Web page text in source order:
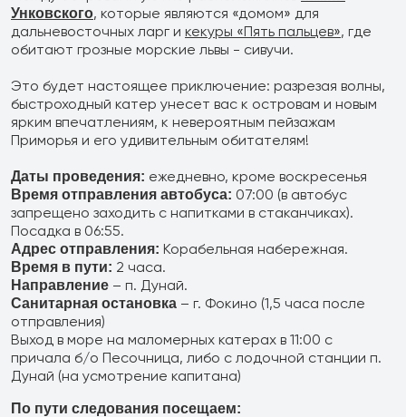
+7 (966) 272 14 20
Туры в другие страны
Ежедневные экскурсии
+7 (902) 075-96-64
+7 (902) 556 45 56
Авиакасса
+7 (495) 969 45 67
Филиал в Москве
Унковского, которые являются «домом» для
дальневосточных ларг и кекуры «Пять пальцев», где
обитают грозные морские львы - сивучи.
Это будет настоящее приключение: разрезая волны,
быстроходный катер унесет вас к островам и новым
ярким впечатлениям, к невероятным пейзажам
Приморья и его удивительным обитателям!
Даты проведения: ежедневно, кроме воскресенья
Время отправления автобуса: 07:00 (в автобус
запрещено заходить с напитками в стаканчиках).
Посадка в 06:55.
Адрес отправления: Корабельная набережная.
Время в пути: 2 часа.
Направление – п. Дунай.
Санитарная остановка – г. Фокино (1,5 часа после
отправления)
Выход в море на маломерных катерах в 11:00 с
причала б/о Песочница, либо с лодочной станции п.
Дунай (на усмотрение капитана)
По пути следования посещаем: